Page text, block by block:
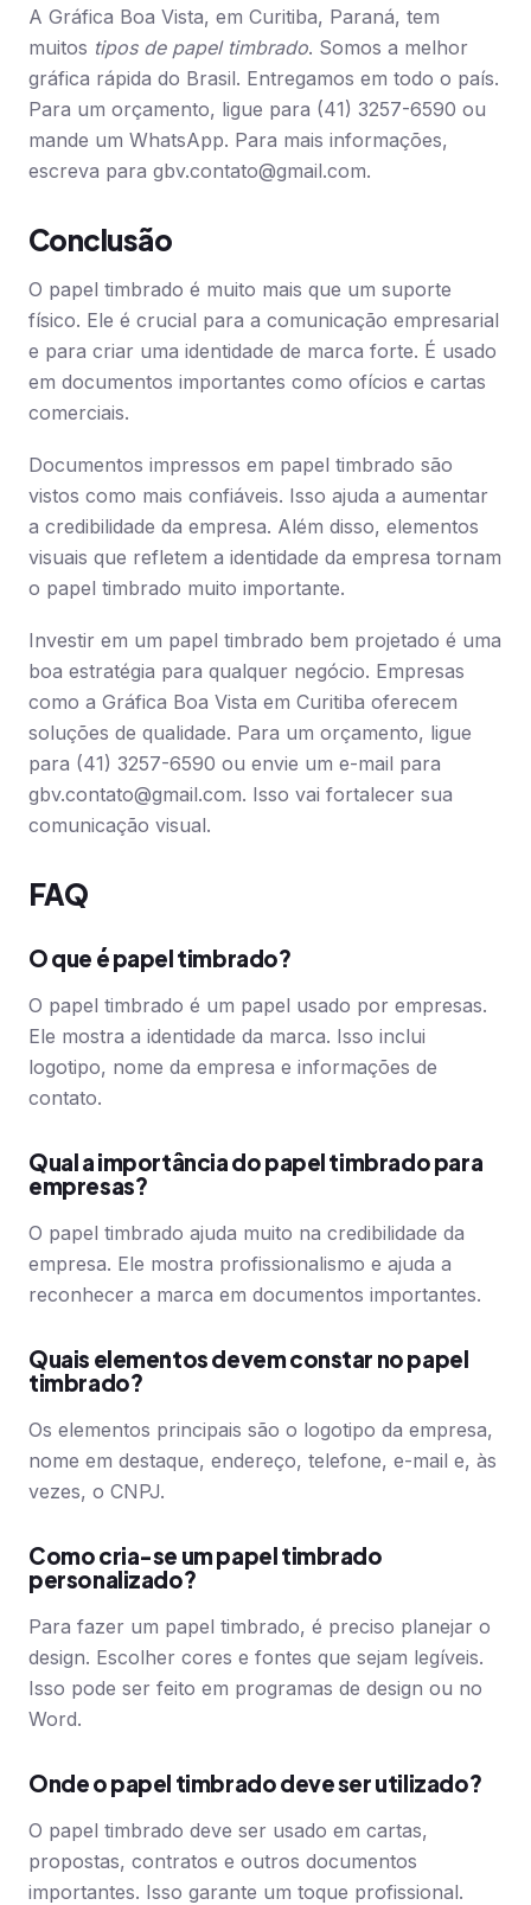
A Gráfica Boa Vista, em Curitiba, Paraná, tem
muitos tipos de papel timbrado. Somos a melhor
gráfica rápida do Brasil. Entregamos em todo o país.
Para um orçamento, ligue para (41) 3257-6590 ou
mande um WhatsApp. Para mais informações,
escreva para gbv.contato@gmail.com.
Conclusão
O papel timbrado é muito mais que um suporte
físico. Ele é crucial para a comunicação empresarial
e para criar uma identidade de marca forte. É usado
em documentos importantes como ofícios e cartas
comerciais.
Documentos impressos em papel timbrado são
vistos como mais confiáveis. Isso ajuda a aumentar
a credibilidade da empresa. Além disso, elementos
visuais que refletem a identidade da empresa tornam
o papel timbrado muito importante.
Investir em um papel timbrado bem projetado é uma
boa estratégia para qualquer negócio. Empresas
como a Gráfica Boa Vista em Curitiba oferecem
soluções de qualidade. Para um orçamento, ligue
para (41) 3257-6590 ou envie um e-mail para
gbv.contato@gmail.com. Isso vai fortalecer sua
comunicação visual.
FAQ
O que é papel timbrado?
O papel timbrado é um papel usado por empresas.
Ele mostra a identidade da marca. Isso inclui
logotipo, nome da empresa e informações de
contato.
Qual a importância do papel timbrado para
empresas?
O papel timbrado ajuda muito na credibilidade da
empresa. Ele mostra profissionalismo e ajuda a
reconhecer a marca em documentos importantes.
Quais elementos devem constar no papel
timbrado?
Os elementos principais são o logotipo da empresa,
nome em destaque, endereço, telefone, e-mail e, às
vezes, o CNPJ.
Como cria-se um papel timbrado
personalizado?
Para fazer um papel timbrado, é preciso planejar o
design. Escolher cores e fontes que sejam legíveis.
Isso pode ser feito em programas de design ou no
Word.
Onde o papel timbrado deve ser utilizado?
O papel timbrado deve ser usado em cartas,
propostas, contratos e outros documentos
importantes. Isso garante um toque profissional.